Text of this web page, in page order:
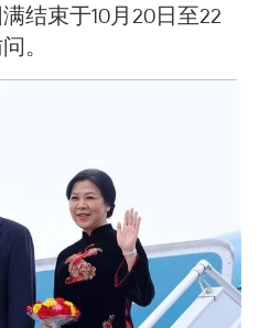
结束于10月20日至22
。